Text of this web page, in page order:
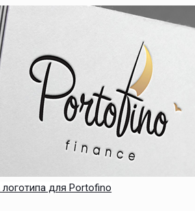
для Portofino